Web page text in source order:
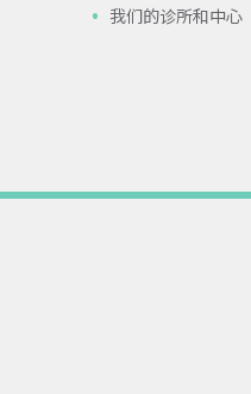
我们的诊所和中心